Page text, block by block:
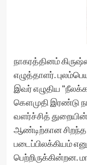
நாகரத்தினம்
எழுத்தாளர்.
இவர் எழுதிய
கௌமுதி இரண்டு
வளர்ச்சித்
ஆண்டிற்கான சிறந்த
படைப்பிலக்கியம்
பெற்றிருக்கின்றன.